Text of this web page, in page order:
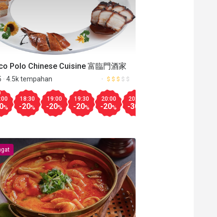
17:30
-25%
18:00
-30%
18:30
-40%
19:00
-30%
19:30
-35%
%
15:30
-20%
16:00
-30%
16:30
-30%
17:00
-30%
17:30
-30%
Polo Chinese Cuisine 富臨門酒家
4.5k tempahan
%
18:30
-20%
19:00
-20%
19:30
-20%
20:00
-20%
20:30
-30